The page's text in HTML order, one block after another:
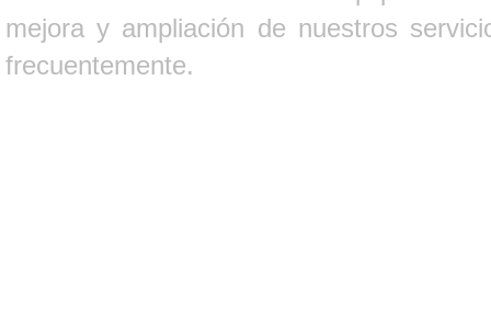
mejora y ampliación de nuestros
frecuentemente.